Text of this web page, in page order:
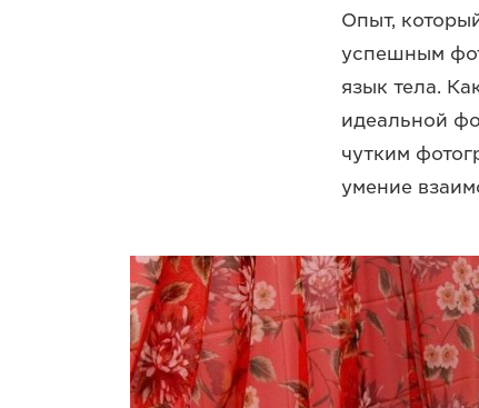
Опыт,
успешным
язык тела.
идеальной
чутким
умение